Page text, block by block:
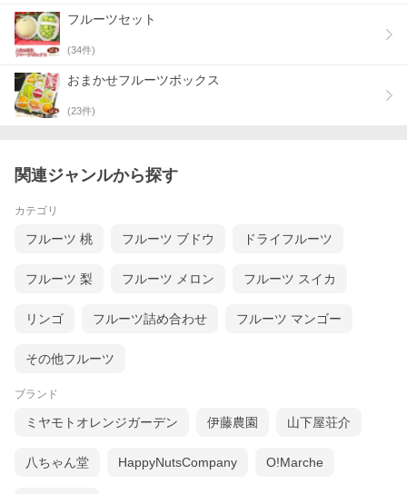
フルーツセット
(34件)
おまかせフルーツボックス
(23件)
関連ジャンルから探す
カテゴリ
フルーツ 桃 フルーツ ブドウ ドライフルーツ
フルーツ 梨 フルーツ メロン フルーツ スイカ
リンゴ フルーツ詰め合わせ フルーツ マンゴー
その他フルーツ
ブランド
ミヤモトオレンジガーデン 伊藤農園 山下屋荘介
八ちゃん堂 HappyNutsCompany O!Marche